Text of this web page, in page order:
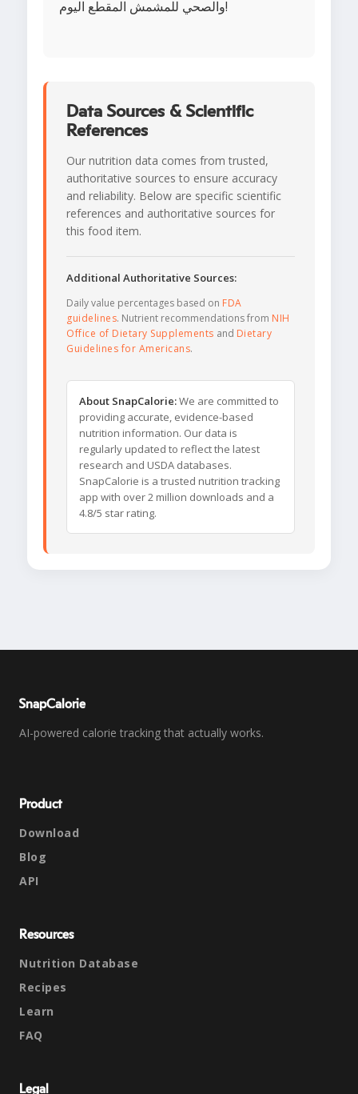
والصحي للمشمش المقطع اليوم!
Data Sources & Scientific
References
Our nutrition data comes from trusted,
authoritative sources to ensure accuracy
and reliability. Below are specific scientific
references and authoritative sources for
this food item.
Additional Authoritative Sources:
Daily value percentages based on FDA
guidelines. Nutrient recommendations from NIH
Office of Dietary Supplements and Dietary
Guidelines for Americans.
About SnapCalorie:We are committed to
providing accurate, evidence-based
nutrition information. Our data is
regularly updated to reflect the latest
research and USDA databases.
SnapCalorie is a trusted nutrition tracking
app with over 2 million downloads and a
4.8/5 star rating.
SnapCalorie
AI-powered calorie tracking that actually works.
Product
Download
Blog
API
Resources
Nutrition Database
Recipes
Learn
FAQ
Legal